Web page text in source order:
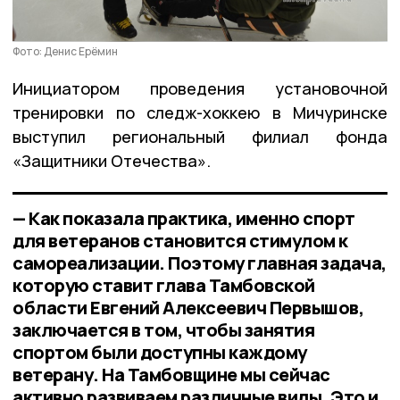
Фото: Денис Ерёмин
Инициатором проведения установочной
тренировки по следж-хоккею в Мичуринске
выступил региональный филиал фонда
«Защитники Отечества».
— Как показала практика, именно спорт
для ветеранов становится стимулом к
самореализации. Поэтому главная задача,
которую ставит глава Тамбовской
области Евгений Алексеевич Первышов,
заключается в том, чтобы занятия
спортом были доступны каждому
ветерану. На Тамбовщине мы сейчас